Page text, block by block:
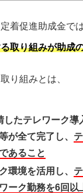
着促進助成金では
取り組みが助成
り組みとは、
したテレワーク導
が全て完了し、
あること
環境を活用し、
ーク勤務を6回以